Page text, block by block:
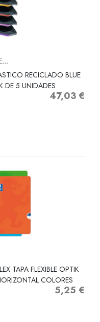
RECICLADO BLUE
DE 5 UNIDADES
Precio
47,03 €
TAPA FLEXIBLE OPTIK
COLORES
Precio
5,25 €